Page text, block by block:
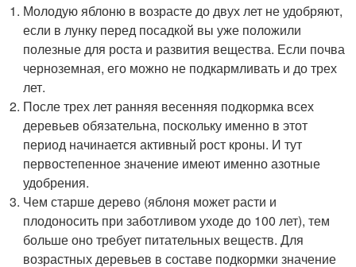
Молодую яблоню в возрасте до двух лет не удобряют,
если в лунку перед посадкой вы уже положили
полезные для роста и развития вещества. Если почва
черноземная, его можно не подкармливать и до трех
лет.
После трех лет ранняя весенняя подкормка всех
деревьев обязательна, поскольку именно в этот
период начинается активный рост кроны. И тут
первостепенное значение имеют именно азотные
удобрения.
Чем старше дерево (яблоня может расти и
плодоносить при заботливом уходе до 100 лет), тем
больше оно требует питательных веществ. Для
возрастных деревьев в составе подкормки значение